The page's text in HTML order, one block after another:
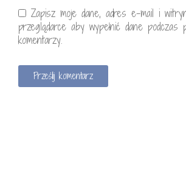
Zapisz moje dane, adres e-mail i
przeglądarce aby wypełnić dane podczas
komentarzy.